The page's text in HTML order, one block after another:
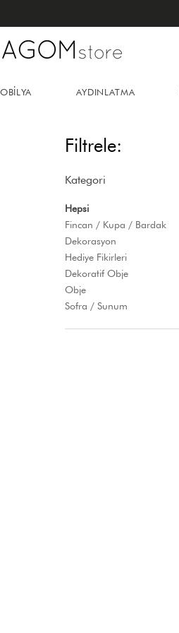
Filtrele:
Kategori
Hepsi
Fincan / Kupa / Bardak
Dekorasyon
Hediye Fikirleri
Dekoratif Obje
Obje
Sofra / Sunum
AYDINLATMA